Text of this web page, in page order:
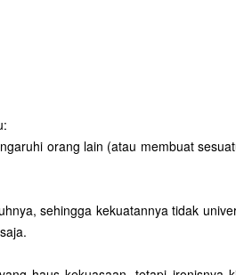
orang lain (atau membuat
sehingga kekuatannya tidak